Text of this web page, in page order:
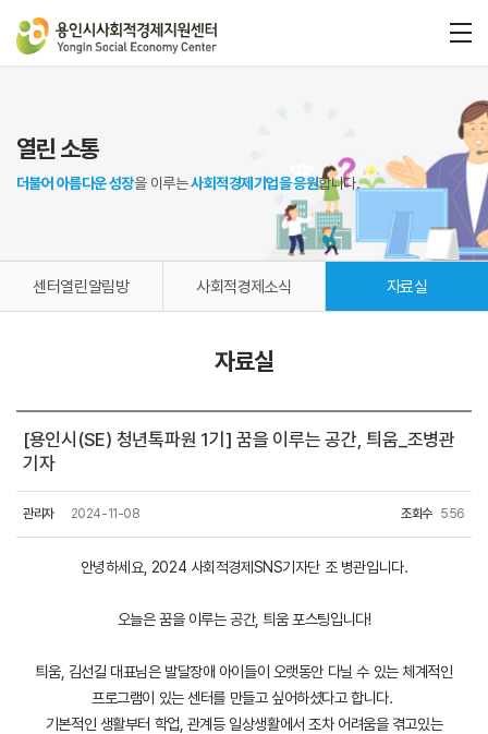
열린 소통
더불어 아름다운 성장을 이루는사회적경제기업을 응원합니다.
센터열린알림방 사회적경제소식 자료실
자료실
[용인시(SE) 청년톡파원 1기] 꿈을 이루는 공간, 틔움_조병관
기자
관리자 2024-11-08 조회수 556
안녕하세요, 2024 사회적경제SNS기자단 조 병관입니다.
오늘은 꿈을 이루는 공간, 틔움 포스팅입니다!
틔움, 김선길 대표님은 발달장애 아이들이 오랫동안 다닐 수 있는 체계적인
프로그램이 있는 센터를 만들고 싶어하셨다고 합니다.
기본적인 생활부터 학업, 관계등 일상생활에서 조차 어려움을 겪고있는